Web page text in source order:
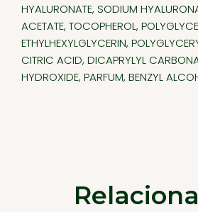
HYALURONATE, SODIUM
ACETATE, TOCOPHEROL,
ETHYLHEXYLGLYCERIN,
CITRIC ACID, DICAPRYLYL
HYDROXIDE, PARFUM, BENZYL